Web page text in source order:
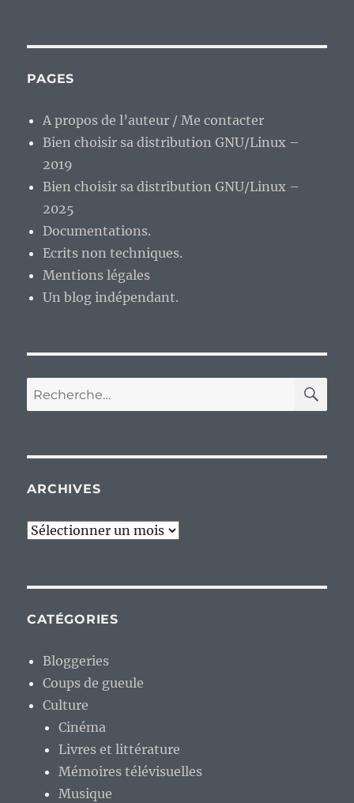
ludothèque
sous
PAGES
A propos de l’auteur / Me contacter
Bien choisir sa distribution GNU/Linux –
2019
Bien choisir sa distribution GNU/Linux –
2025
Documentations.
Ecrits non techniques.
Mentions légales
Un blog indépendant.
Recherche
pour :
ARCHIVES
Archives
CATÉGORIES
Bloggeries
Coups de gueule
Culture
Cinéma
Livres et littérature
Mémoires télévisuelles
Musique